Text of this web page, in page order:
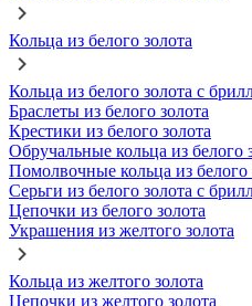
Кольца из белого золота
Кольца из белого золота с
Браслеты из белого золота
Крестики из белого золота
Обручальные кольца из белого
Помолвочные кольца из белого
Серьги из белого золота с
Цепочки из белого золота
Украшения из желтого золота
Кольца из желтого золота
Цепочки из желтого золота